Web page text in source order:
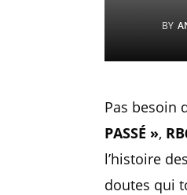
BY
Pas besoin
PASSÉ »,
l’histoire
doutes qui